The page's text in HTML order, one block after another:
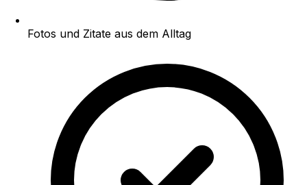
Fotos und Zitate aus dem Alltag